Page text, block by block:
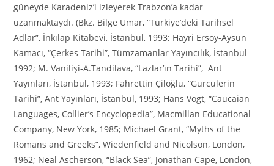
güneyde Karadeniz’i izleyerek Trabzon’a kadar
uzanmaktaydı. (Bkz. Bilge Umar, “Türkiye’deki Tarihsel
Adlar”, İnkılap Kitabevi, İstanbul, 1993; Hayri Ersoy-Aysun
Kamacı, “Çerkes Tarihi”, Tümzamanlar Yayıncılık, İstanbul
1992; M. Vanilişi-A.Tandilava, “Lazlar’ın Tarihi”, Ant
Yayınları, İstanbul, 1993; Fahrettin Çiloğlu, “Gürcülerin
Tarihi”, Ant Yayınları, İstanbul, 1993; Hans Vogt, “Caucaian
Languages, Collier’s Encyclopedia”, Macmillan Educational
Company, New York, 1985; Michael Grant, “Myths of the
Romans and Greeks”, Wiedenfield and Nicolson, London,
1962; Neal Ascherson, “Black Sea”, Jonathan Cape, London,